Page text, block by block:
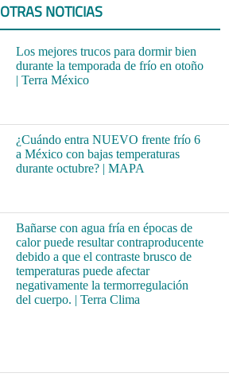
OTRAS NOTICIAS
Los mejores trucos para dormir bien
durante la temporada de frío en otoño
| Terra México
¿Cuándo entra NUEVO frente frío 6
a México con bajas temperaturas
durante octubre? | MAPA
Bañarse con agua fría en épocas de
calor puede resultar contraproducente
debido a que el contraste brusco de
temperaturas puede afectar
negativamente la termorregulación
del cuerpo. | Terra Clima